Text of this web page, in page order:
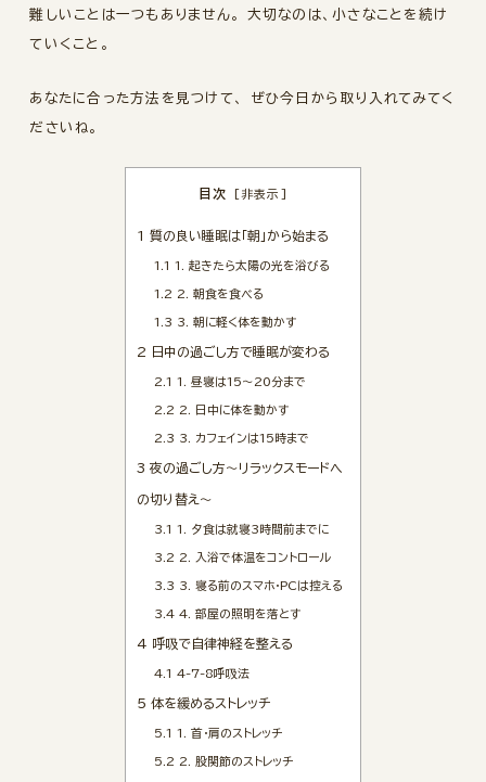
難しいことは一つもありません。 大切なのは、小さなことを続け
ていくこと。
あなたに合った方法を見つけて、 ぜひ今日から取り入れてみてく
ださいね。
目次 非表示
1 質の良い睡眠は「朝」から始まる
1.1 1. 起きたら太陽の光を浴びる
1.2 2. 朝食を食べる
1.3 3. 朝に軽く体を動かす
2 日中の過ごし方で睡眠が変わる
2.1 1. 昼寝は15〜20分まで
2.2 2. 日中に体を動かす
2.3 3. カフェインは15時まで
3 夜の過ごし方〜リラックスモードへ
の切り替え〜
3.1 1. 夕食は就寝3時間前までに
3.2 2. 入浴で体温をコントロール
3.3 3. 寝る前のスマホ・PCは控える
3.4 4. 部屋の照明を落とす
4 呼吸で自律神経を整える
4.1 4-7-8呼吸法
5 体を緩めるストレッチ
5.1 1. 首・肩のストレッチ
5.2 2. 股関節のストレッチ